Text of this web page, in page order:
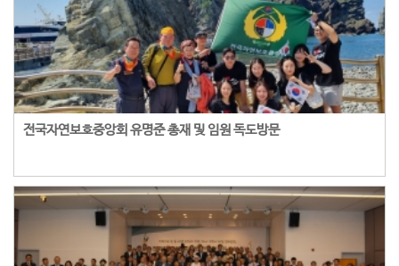
전국자연보호중앙회 유명준 총재 및 임원 독도방문